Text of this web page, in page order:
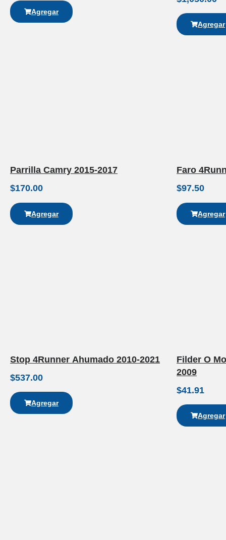
Agregar
Agregar
Parrilla Camry 2015-2017
$170.00
Agregar
Faro
$97.50
Agregar
Stop 4Runner Ahumado 2010-2021
$537.00
Agregar
Filder O
2009
$41.91
Agregar